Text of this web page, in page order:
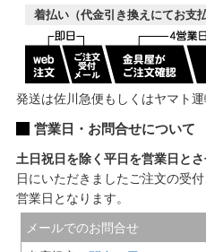
着払い（代金引き換えにてお支
発送は佐川急便もしくはヤマト運
営業日・お問合せについて
土日祝日を除く平日を営業日とさ
日にいただきましたご注文の受
営業日となります。
メールでのお問合せ